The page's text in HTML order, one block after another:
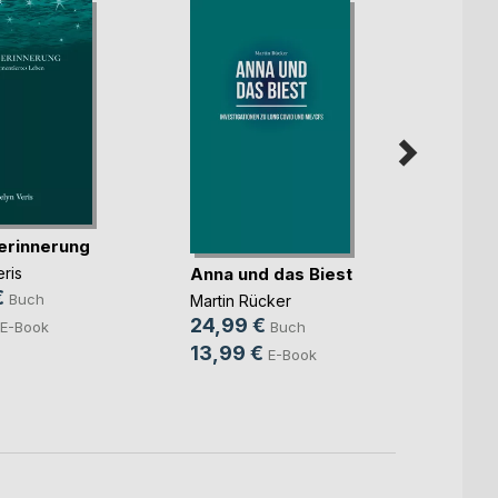
Buch
E-Book
Anna und das Biest
Martin Rücker
24,99 € Buch
13,99 € E-Book